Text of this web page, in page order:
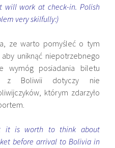
will work at check-in. Polish
very skilfully:)
ze warto pomyśleć o tym
uniknąć niepotrzebnego
wymóg posiadania biletu
z Boliwii dotyczy nie
którym zdarzyło
it is worth to think about
before arrival to Bolivia in